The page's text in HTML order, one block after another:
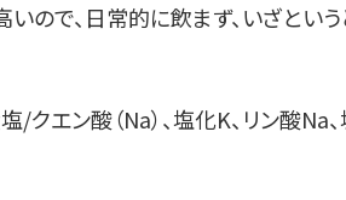
ので、日常的に飲まず、いざとい
/クエン酸（Na）、塩化K、リン酸Na